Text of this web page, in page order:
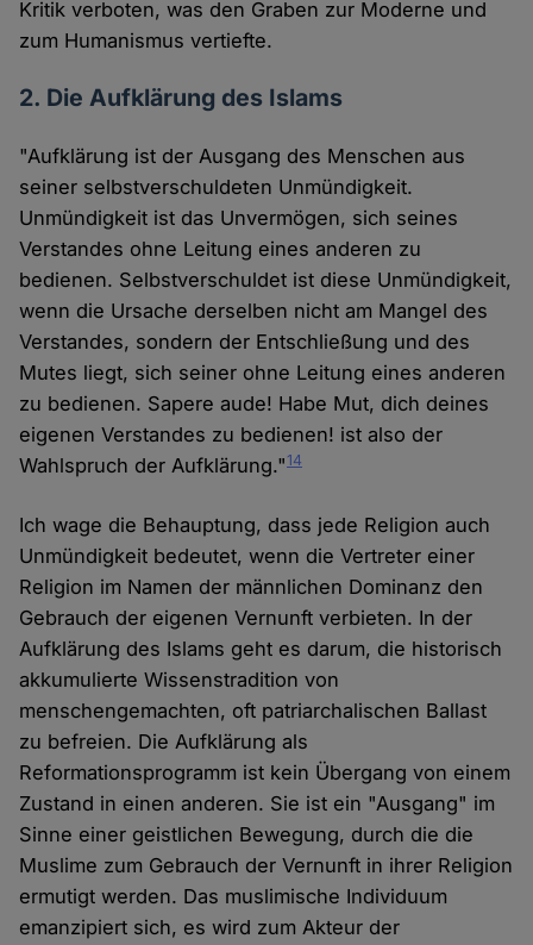
Kritik verboten, was den Graben zur Moderne und
zum Humanismus vertiefte.
2. Die Aufklärung des Islams
"Aufklärung ist der Ausgang des Menschen aus
seiner selbstverschuldeten Unmündigkeit.
Unmündigkeit ist das Unvermögen, sich seines
Verstandes ohne Leitung eines anderen zu
bedienen. Selbstverschuldet ist diese Unmündigkeit,
wenn die Ursache derselben nicht am Mangel des
Verstandes, sondern der Entschließung und des
Mutes liegt, sich seiner ohne Leitung eines anderen
zu bedienen. Sapere aude! Habe Mut, dich deines
eigenen Verstandes zu bedienen! ist also der
Wahlspruch der Aufklärung."14
Ich wage die Behauptung, dass jede Religion auch
Unmündigkeit bedeutet, wenn die Vertreter einer
Religion im Namen der männlichen Dominanz den
Gebrauch der eigenen Vernunft verbieten. In der
Aufklärung des Islams geht es darum, die historisch
akkumulierte Wissenstradition von
menschengemachten, oft patriarchalischen Ballast
zu befreien. Die Aufklärung als
Reformationsprogramm ist kein Übergang von einem
Zustand in einen anderen. Sie ist ein "Ausgang" im
Sinne einer geistlichen Bewegung, durch die die
Muslime zum Gebrauch der Vernunft in ihrer Religion
ermutigt werden. Das muslimische Individuum
emanzipiert sich, es wird zum Akteur der